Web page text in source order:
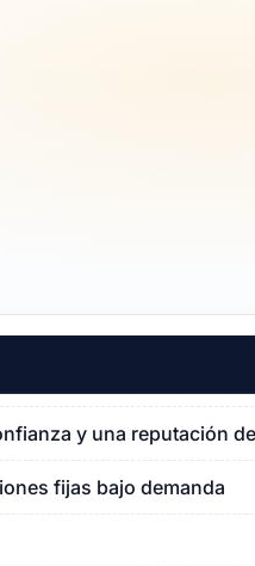
y una reputación de
fijas bajo demanda